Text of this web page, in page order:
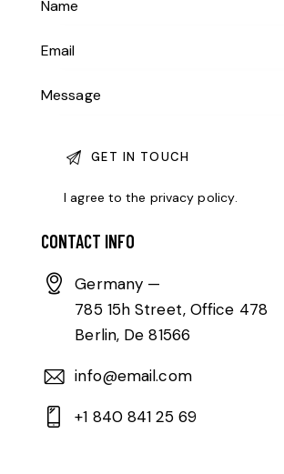
I agree to the privacy policy.
CONTACT INFO
Germany —
785 15h Street, Office 478
Berlin, De 81566
info@email.com
+1 840 841 25 69